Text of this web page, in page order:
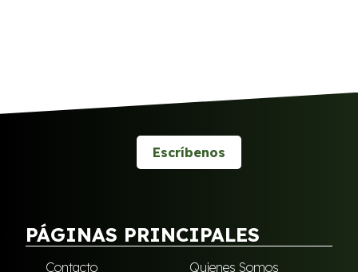
Escríbenos
PÁGINAS PRINCIPALES
Contacto
Quienes Somos